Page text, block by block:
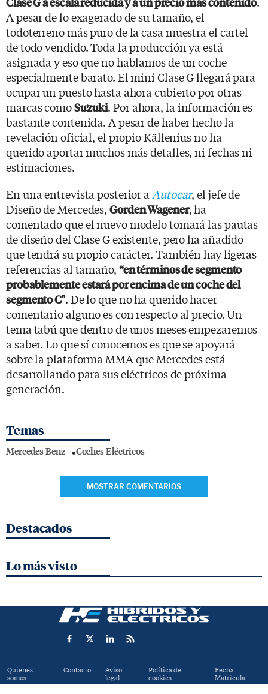
A pesar de lo exagerado de su tamaño, el
todoterreno más puro de la casa muestra el cartel
de todo vendido. Toda la producción ya está
asignada y eso que no hablamos de un coche
especialmente barato. El mini Clase G llegará para
ocupar un puesto hasta ahora cubierto por otras
marcas comoSuzuki. Por ahora, la información es
bastante contenida. A pesar de haber hecho la
revelación oficial, el propio Källenius no ha
querido aportar muchos más detalles, ni fechas ni
estimaciones.
En una entrevista posterior a Autocar, el jefe de
Diseño de Mercedes, Gorden Wagener, ha
comentado que el nuevo modelo tomará las pautas
de diseño del Clase G existente, pero ha añadido
que tendrá su propio carácter. También hay ligeras
referencias al tamaño, “en términos de segmento
probablemente estará por encima de un coche del
segmento C". De lo que no ha querido hacer
comentario alguno es con respecto al precio. Un
tema tabú que dentro de unos meses empezaremos
a saber. Lo que sí conocemos es que se apoyará
sobre la plataforma MMA que Mercedes está
desarrollando para sus eléctricos de próxima
generación.
Temas
Mercedes Benz Coches Eléctricos
MOSTRAR COMENTARIOS
Destacados
Lo más visto
Quienes
somos
Contacto Aviso
legal
Política de
cookies
Fecha
Matrícula